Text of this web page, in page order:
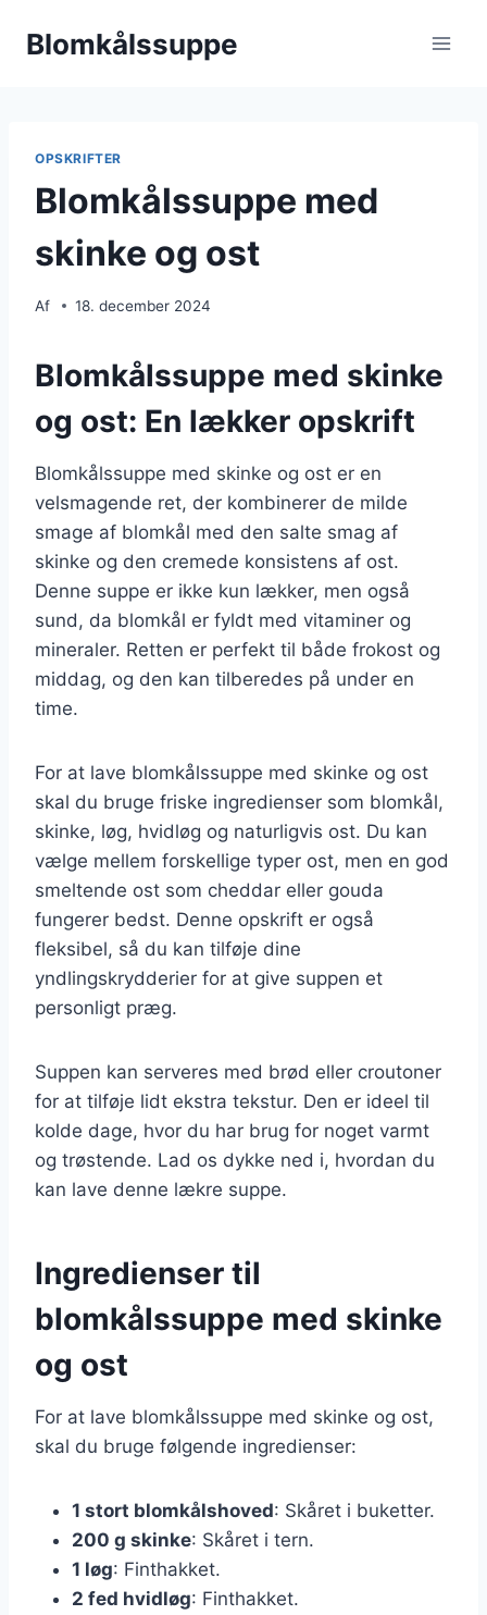
Blomkålssuppe
OPSKRIFTER
Blomkålssuppe med
skinke og ost
Af 18. december 2024
Blomkålssuppe med skinke
og ost: En lækker opskrift
Blomkålssuppe med skinke og ost er en
velsmagende ret, der kombinerer de milde
smage af blomkål med den salte smag af
skinke og den cremede konsistens af ost.
Denne suppe er ikke kun lækker, men også
sund, da blomkål er fyldt med vitaminer og
mineraler. Retten er perfekt til både frokost og
middag, og den kan tilberedes på under en
time.
For at lave blomkålssuppe med skinke og ost
skal du bruge friske ingredienser som blomkål,
skinke, løg, hvidløg og naturligvis ost. Du kan
vælge mellem forskellige typer ost, men en god
smeltende ost som cheddar eller gouda
fungerer bedst. Denne opskrift er også
fleksibel, så du kan tilføje dine
yndlingskrydderier for at give suppen et
personligt præg.
Suppen kan serveres med brød eller croutoner
for at tilføje lidt ekstra tekstur. Den er ideel til
kolde dage, hvor du har brug for noget varmt
og trøstende. Lad os dykke ned i, hvordan du
kan lave denne lækre suppe.
Ingredienser til
blomkålssuppe med skinke
og ost
For at lave blomkålssuppe med skinke og ost,
skal du bruge følgende ingredienser:
1 stort blomkålshoved: Skåret i buketter.
200 g skinke: Skåret i tern.
1 løg: Finthakket.
2 fed hvidløg: Finthakket.